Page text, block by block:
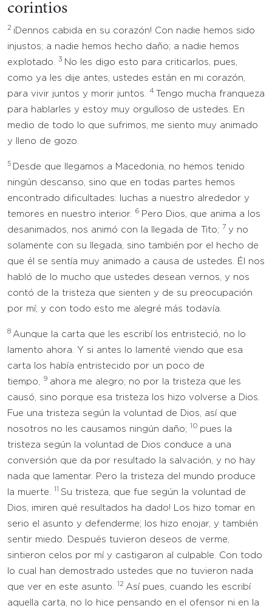
corintios
2 ¡Dennos cabida en su corazón! Con nadie hemos sido
injustos; a nadie hemos hecho daño; a nadie hemos
explotado.
3 No les digo esto para criticarlos, pues,
como ya les dije antes, ustedes están en mi corazón,
para vivir juntos y morir juntos.
4
Tengo mucha franqueza
para hablarles y estoy muy orgulloso de ustedes. En
medio de todo lo que sufrimos, me siento muy animado
y lleno de gozo.
5
Desde que llegamos a Macedonia, no hemos tenido
ningún descanso, sino que en todas partes hemos
encontrado dificultades: luchas a nuestro alrededor y
temores en nuestro interior.
6 Pero Dios, que anima a los
desanimados, nos animó con la llegada de Tito;
7 y no
solamente con su llegada, sino también por el hecho de
que él se sentía muy animado a causa de ustedes. Él nos
habló de lo mucho que ustedes desean vernos, y nos
contó de la tristeza que sienten y de su preocupación
por mí; y con todo esto me alegré más todavía.
8 Aunque la carta que les escribí los entristeció, no lo
lamento ahora. Y si antes lo lamenté viendo que esa
carta los había entristecido por un poco de
tiempo,
9 ahora me alegro; no por la tristeza que les
causó, sino porque esa tristeza los hizo volverse a Dios.
Fue una tristeza según la voluntad de Dios, así que
nosotros no les causamos ningún daño;
10 pues la
tristeza según la voluntad de Dios conduce a una
conversión que da por resultado la salvación, y no hay
nada que lamentar. Pero la tristeza del mundo produce
la muerte.
Su tristeza, que fue según la voluntad de
Dios, ¡miren qué resultados ha dado! Los hizo tomar en
serio el asunto y defenderme; los hizo enojar, y también
sentir miedo. Después tuvieron deseos de verme,
sintieron celos por mí y castigaron al culpable. Con todo
lo cual han demostrado ustedes que no tuvieron nada
que ver en este asunto.
12 Así pues, cuando les escribí
aquella carta, no lo hice pensando en el ofensor ni en la